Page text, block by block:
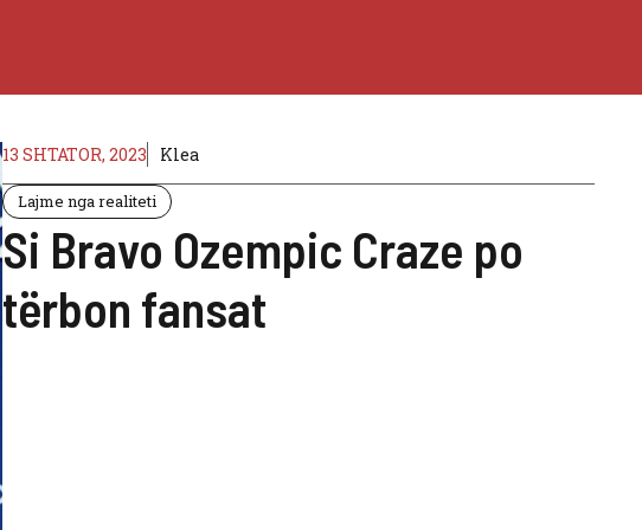
13 SHTATOR, 2023 Klea
Lajme nga realiteti
Si Bravo Ozempic Craze po
tërbon fansat